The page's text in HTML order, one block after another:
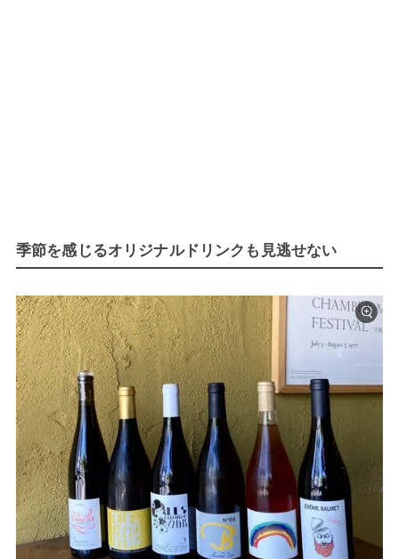
季節を感じるオリジナルドリンクも見逃せない